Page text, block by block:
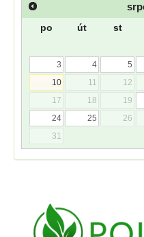
po út st
3
4 5
10
11 12
17
18 19
24
25 26
31